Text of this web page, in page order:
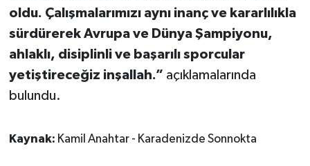
oldu. Çalışmalarımızı aynı inanç ve kararlılıkla
sürdürerek Avrupa ve Dünya Şampiyonu,
ahlaklı, disiplinli ve başarılı sporcular
yetiştireceğiz inşallah.” açıklamalarında
bulundu.
Kaynak: Kamil Anahtar - Karadenizde Sonnokta